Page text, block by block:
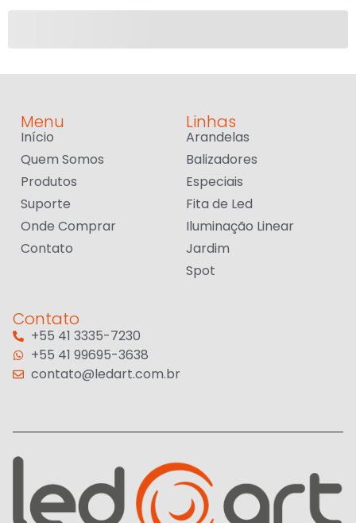
Menu
Início
Quem Somos
Produtos
Suporte
Onde Comprar
Contato
Linhas
Arandelas
Balizadores
Especiais
Fita de Led
Iluminação Linear
Jardim
Spot
Contato
+55 41 3335-7230
+55 41 99695-3638
contato@ledart.com.br